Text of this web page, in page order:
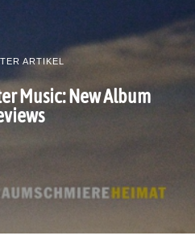
ARTIKEL
Music: New Album